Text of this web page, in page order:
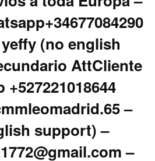
(no english
AttCliente
+527221018644
–
support) –
–